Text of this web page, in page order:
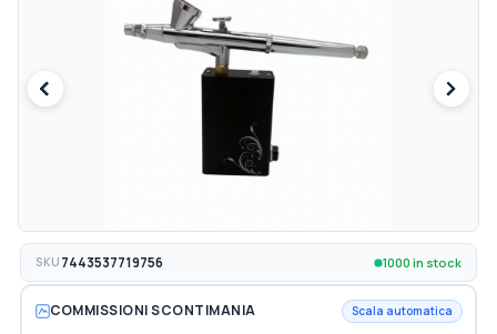
immagini
SKU 7443537719756 1000 in stock
COMMISSIONI SCONTIMANIA Scala automatica